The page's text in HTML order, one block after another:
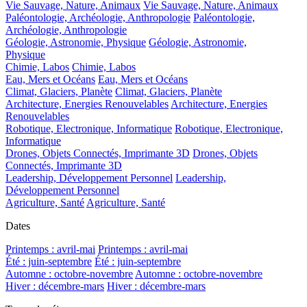
Vie Sauvage, Nature, Animaux Vie Sauvage, Nature, Animaux
Paléontologie, Archéologie, Anthropologie Paléontologie,
Archéologie, Anthropologie
Géologie, Astronomie, Physique Géologie, Astronomie,
Physique
Chimie, Labos Chimie, Labos
Eau, Mers et Océans Eau, Mers et Océans
Climat, Glaciers, Planète Climat, Glaciers, Planète
Architecture, Energies Renouvelables Architecture, Energies
Renouvelables
Robotique, Electronique, Informatique Robotique, Electronique,
Informatique
Drones, Objets Connectés, Imprimante 3D Drones, Objets
Connectés, Imprimante 3D
Leadership, Développement Personnel Leadership,
Développement Personnel
Agriculture, Santé Agriculture, Santé
Dates
Printemps : avril-mai Printemps : avril-mai
Été : juin-septembre Été : juin-septembre
Automne : octobre-novembre Automne : octobre-novembre
Hiver : décembre-mars Hiver : décembre-mars